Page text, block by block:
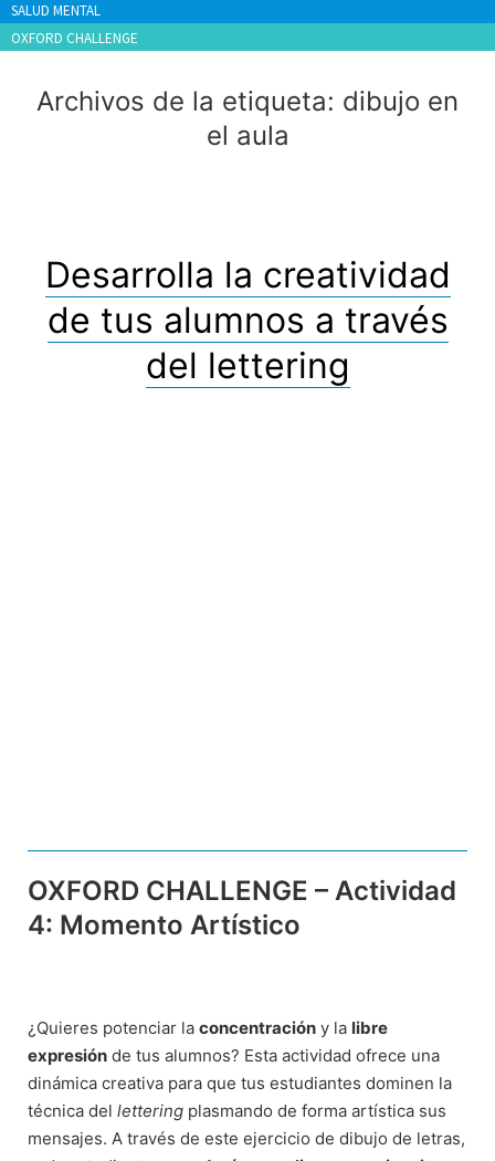
SALUD MENTAL
OXFORD CHALLENGE
Archivos de la etiqueta: dibujo en
el aula
Desarrolla la creatividad
de tus alumnos a través
del lettering
OXFORD CHALLENGE – Actividad
4: Momento Artístico
¿Quieres potenciar la concentración y la libre
expresión de tus alumnos? Esta actividad ofrece una
dinámica creativa para que tus estudiantes dominen la
técnica del lettering plasmando de forma artística sus
mensajes. A través de este ejercicio de dibujo de letras,